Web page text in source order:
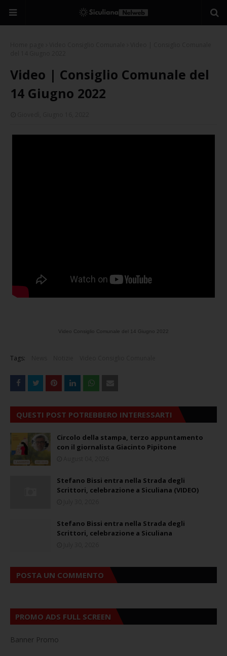
Video | Consiglio Comunale del
14 Giugno 2022
Video Consiglio Comunale del 14 Giugno 2022
Tags:
QUESTI POST POTREBBERO INTERESSARTI
Circolo della stampa, terzo appuntamento
con il giornalista Giacinto Pipitone
Stefano Bissi entra nella Strada degli
Scrittori, celebrazione a Siculiana (VIDEO)
Stefano Bissi entra nella Strada degli
Scrittori, celebrazione a Siculiana
POSTA UN COMMENTO
PROMO ADS FULL SCREEN
Banner Promo